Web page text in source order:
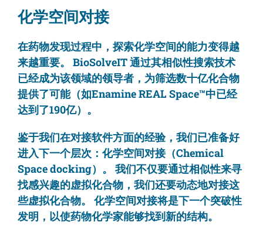
化学空间对接
在药物发现过程中，探索化学空间的能力变得越
来越重要。 BioSolveIT 通过其相似性搜索技术
已经成为该领域的领导者，为筛选数十亿化合物
提供了可能（如Enamine REAL Space™中已经
达到了190亿）。
鉴于我们在对接软件方面的经验，我们已准备好
进入下一个层次：化学空间对接（Chemical
Space docking）。 我们不仅要通过相似性来寻
找感兴趣的虚拟化合物，我们还要动态地对接这
些虚拟化合物。 化学空间对接将是下一个突破性
发明，以使药物化学家能够找到新的结构。